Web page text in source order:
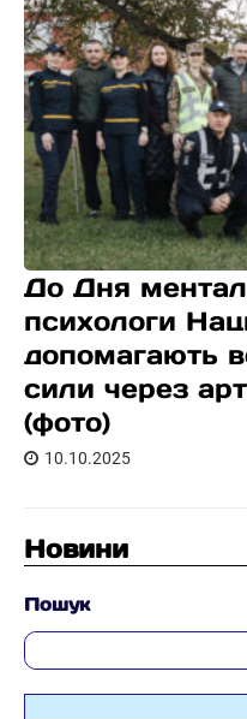
До Дня
психологи
допомагають
сили через
(фото)
10.10.2025
Новини
Пошук